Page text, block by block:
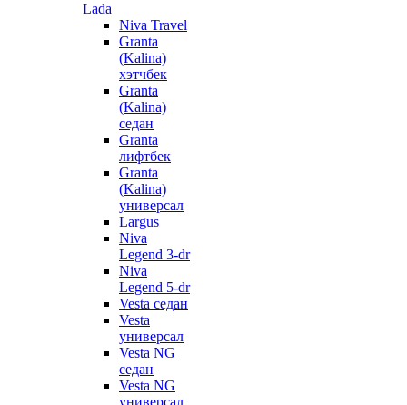
Lada
Niva Travel
Granta
(Kalina)
хэтчбек
Granta
(Kalina)
седан
Granta
лифтбек
Granta
(Kalina)
универсал
Largus
Niva
Legend 3-dr
Niva
Legend 5-dr
Vesta седан
Vesta
универсал
Vesta NG
седан
Vesta NG
универсал